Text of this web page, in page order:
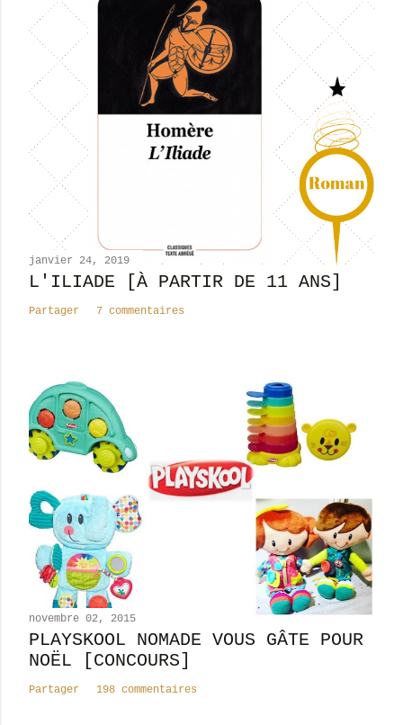
t
r
c
m
n
t
i
janvier 24, 2019
L'ILIADE [À PARTIR DE 11 ANS]
Partager 7 commentaires
novembre 02, 2015
PLAYSKOOL NOMADE VOUS GÂTE POUR
NOËL [CONCOURS]
Partager 198 commentaires